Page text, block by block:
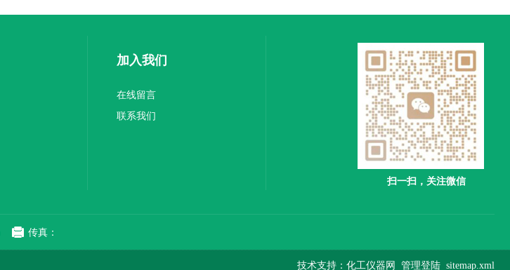
加入我们
在线留言
联系我们
扫一扫，关注微信
传真：
技术支持： 化工仪器网 管理登陆 sitemap.xml